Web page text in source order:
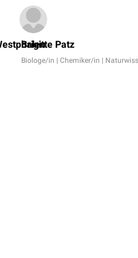
Brigitte Patz
Biologe/in | Chemiker/in |